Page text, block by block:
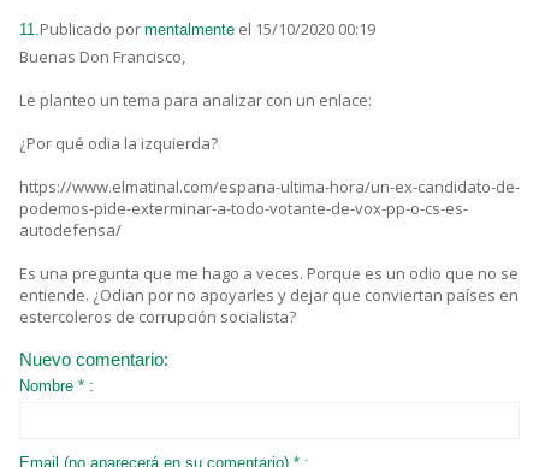
11. Publicado por mentalmente el 15/10/2020 00:19
Buenas Don Francisco,
Le planteo un tema para analizar con un enlace:
¿Por qué odia la izquierda?
https://www.elmatinal.com/espana-ultima-hora/un-ex-candidato-de-
podemos-pide-exterminar-a-todo-votante-de-vox-pp-o-cs-es-
autodefensa/
Es una pregunta que me hago a veces. Porque es un odio que no se
entiende. ¿Odian por no apoyarles y dejar que conviertan países en
estercoleros de corrupción socialista?
Nuevo comentario:
Nombre * :
Email (no aparecerá en su comentario) * :